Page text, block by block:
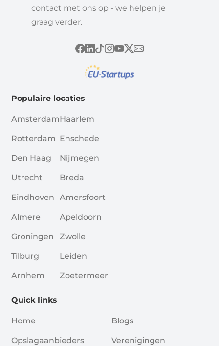
contact met ons op - we helpen je
graag verder.
Populaire locaties
Amsterdam
Rotterdam
Den Haag
Utrecht
Eindhoven
Almere
Groningen
Tilburg
Arnhem
Haarlem
Enschede
Nijmegen
Breda
Amersfoort
Apeldoorn
Zwolle
Leiden
Zoetermeer
Quick links
Home
Opslagaanbieders
Blogs
Verenigingen